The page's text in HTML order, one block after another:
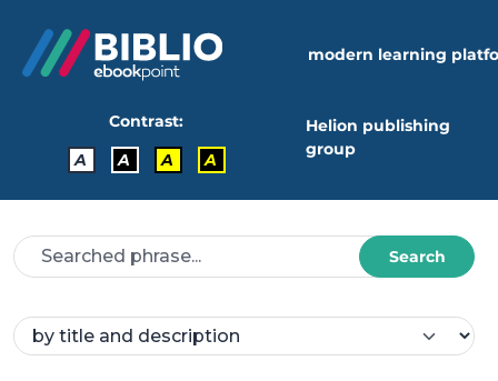
modern learning
Contrast:
A
A A A
Helion publishing
group
Search